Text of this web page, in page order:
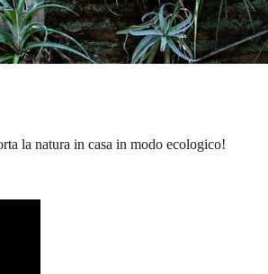
la natura in casa in modo ecologico!